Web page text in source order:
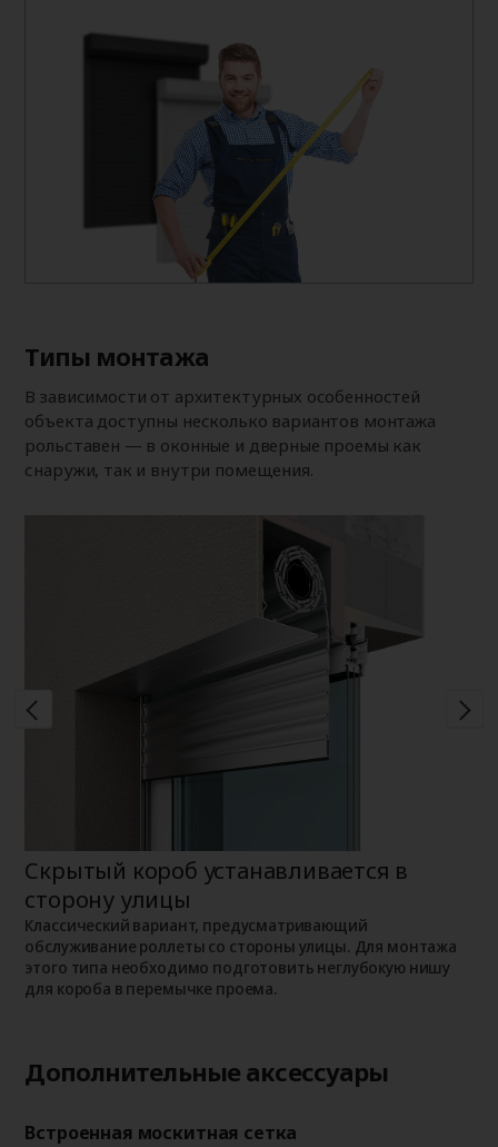
Типы монтажа
В зависимости от архитектурных особенностей
объекта доступны несколько вариантов монтажа
рольставен — в оконные и дверные проемы как
снаружи, так и внутри помещения.
Скрытый короб устанавливается в
сторону улицы
Классический вариант, предусматривающий
обслуживание роллеты со стороны улицы. Для монтажа
этого типа необходимо подготовить неглубокую нишу
для короба в перемычке проема.
Дополнительные аксессуары
Встроенная москитная сетка